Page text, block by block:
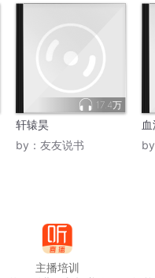
17.4万
轩辕昊
by： 友友说书
by
主播培训